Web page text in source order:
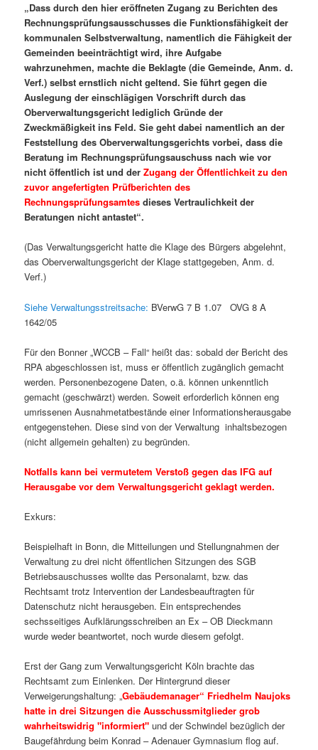
„Dass durch den hier eröffneten Zugang zu Berichten des
Rechnungsprüfungsausschusses die Funktionsfähigkeit der
kommunalen Selbstverwaltung, namentlich die Fähigkeit der
Gemeinden beeinträchtigt wird, ihre Aufgabe
wahrzunehmen, machte die Beklagte (die Gemeinde, Anm. d.
Verf.) selbst ernstlich nicht geltend. Sie führt gegen die
Auslegung der einschlägigen Vorschrift durch das
Oberverwaltungsgericht lediglich Gründe der
Zweckmäßigkeit ins Feld. Sie geht dabei namentlich an der
Feststellung des Oberverwaltungsgerichts vorbei, dass die
Beratung im Rechnungsprüfungsauschuss nach wie vor
nicht öffentlich ist und derZugang der Öffentlichkeit zu den
zuvor angefertigten Prüfberichten des
Rechnungsprüfungsamtes dieses Vertraulichkeit der
Beratungen nicht antastet“.
(Das Verwaltungsgericht hatte die Klage des Bürgers abgelehnt,
das Oberverwaltungsgericht der Klage stattgegeben, Anm. d.
Verf.)
Siehe Verwaltungsstreitsache: BVerwG 7 B 1.07 OVG 8 A
1642/05
Für den Bonner „WCCB – Fall“ heißt das: sobald der Bericht des
RPA abgeschlossen ist, muss er öffentlich zugänglich gemacht
werden. Personenbezogene Daten, o.ä. können unkenntlich
gemacht (geschwärzt) werden. Soweit erforderlich können eng
umrissenen Ausnahmetatbestände einer Informationsherausgabe
entgegenstehen. Diese sind von der Verwaltung inhaltsbezogen
(nicht allgemein gehalten) zu begründen.
Notfalls kann bei vermutetem Verstoß gegen das IFG auf
Herausgabe vor dem Verwaltungsgericht geklagt werden.
Exkurs:
Beispielhaft in Bonn, die Mitteilungen und Stellungnahmen der
Verwaltung zu drei nicht öffentlichen Sitzungen des SGB
Betriebsauschusses wollte das Personalamt, bzw. das
Rechtsamt trotz Intervention der Landesbeauftragten für
Datenschutz nicht herausgeben. Ein entsprechendes
sechsseitiges Aufklärungsschreiben an Ex – OB Dieckmann
wurde weder beantwortet, noch wurde diesem gefolgt.
Erst der Gang zum Verwaltungsgericht Köln brachte das
Rechtsamt zum Einlenken. Der Hintergrund dieser
Verweigerungshaltung: „Gebäudemanager“ Friedhelm Naujoks
hatte in drei Sitzungen die Ausschussmitglieder grob
wahrheitswidrig "informiert"und der Schwindel bezüglich der
Baugefährdung beim Konrad – Adenauer Gymnasium flog auf.